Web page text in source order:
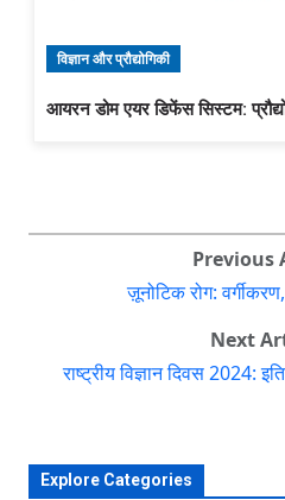
विज्ञान और प्रौद्योगिकी
आयरन डोम एयर डिफेंस सिस्टम:
Previous
ज़ूनोटिक रोग:
Next
राष्ट्रीय विज्ञान दिवस 2024:
Explore Categories